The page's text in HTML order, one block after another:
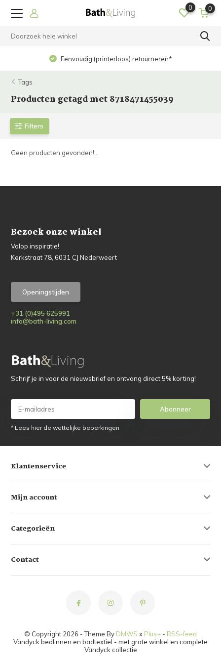
0 0
Eenvoudig (printerloos) retourneren*
Tags
Producten getagd met 8718471455039
Filters
Geen producten gevonden!...
Bezoek onze winkel
Volop inspiratie!
Kerkstraat 78, 6031 CJ Nederweert
Openingstijden
+31 (0)495 625991
info@bath-living.com
Schrijf je in voor de nieuwsbrief en ontvang direct 5% korting!
Abonneer
* Lees hier de wettelijke beperkingen
Klantenservice
Mijn account
Categorieën
Contact
© Copyright 2026 - Theme By DMWS x Plus+ - RSS-feed
Vandyck bedlinnen en badtextiel - met grote winkel en complete
Vandyck collectie